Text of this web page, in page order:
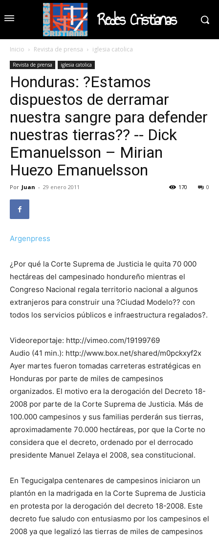
Redes Cristianas
Inicio Revista de prensa iglesia catolica
Revista de prensa iglesia catolica
Honduras: ?Estamos
dispuestos de derramar
nuestra sangre para defender
nuestras tierras?? -- Dick
Emanuelsson – Mirian
Huezo Emanuelsson
Por Juan - 29 enero 2011 0
170
Argenpress
¿Por qué la Corte Suprema de Justicia le quita 70 000
hectáreas del campesinado hondureño mientras el
Congreso Nacional regala territorio nacional a algunos
extranjeros para construir una ?Ciudad Modelo?? con
todos los servicios públicos e infraestructura regalados?.
Videoreportaje: http://vimeo.com/19199769
Audio (41 min.): http://www.box.net/shared/m0pckxyf2x
Ayer martes fueron tomadas carreteras estratégicas en
Honduras por parte de miles de campesinos
organizados. El motivo era la derogación del Decreto 18-
2008 por parte de la Corte Suprema de Justicia. Más de
100.000 campesinos y sus familias perderán sus tierras,
aproximadamente 70.000 hectáreas, por que la Corte no
considera que el decreto, ordenado por el derrocado
presidente Manuel Zelaya el 2008, sea constitucional.
En Tegucigalpa centenares de campesinos iniciaron un
plantón en la madrigada en la Corte Suprema de Justicia
en protesta por la derogación del decreto 18-2008. Este
decreto fue saludo con entusiasmo por los campesinos el
2008 ya que legalizó las tierras de miles de campesinos